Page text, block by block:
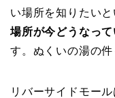
い場所を知りたい
場所が今どうなっ
す。ぬくいの湯の件
リバーサイドモー